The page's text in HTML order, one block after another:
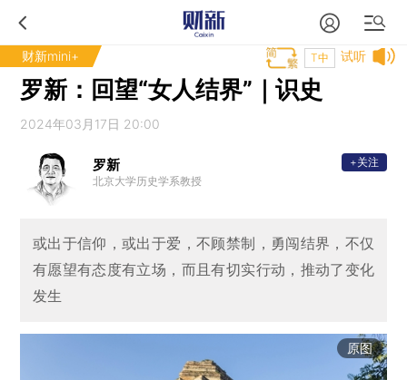
财新mini+ 试听
T中
罗新：回望“女人结界”｜识史
2024年03月17日 20:00
罗新
北京大学历史学系教授
+关注
或出于信仰，或出于爱，不顾禁制，勇闯结界，不仅
有愿望有态度有立场，而且有切实行动，推动了变化
发生
原图